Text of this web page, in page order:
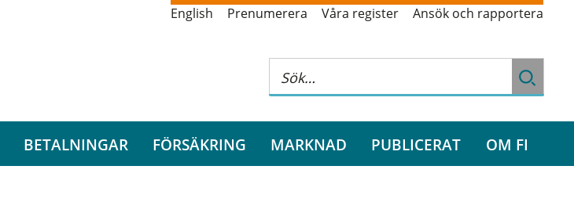
English Prenumerera Våra register Ansök och rapportera
BETALNINGAR FÖRSÄKRING MARKNAD PUBLICERAT OM FI